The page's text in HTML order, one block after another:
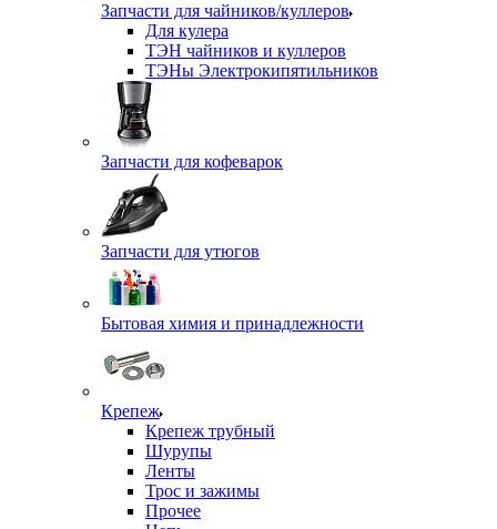
Запчасти для чайников/куллеров
Для кулера
ТЭН чайников и куллеров
ТЭНы Электрокипятильников
Запчасти для кофеварок
Запчасти для утюгов
Бытовая химия и принадлежности
Крепеж
Крепеж трубный
Шурупы
Ленты
Трос и зажимы
Прочее